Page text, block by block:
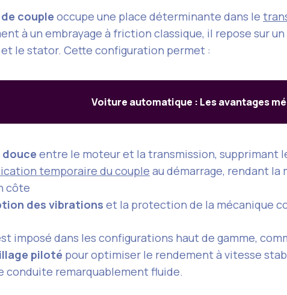
couple occupe une place déterminante dans le
à un embrayage à friction classique, il repose sur
le stator. Cette configuration permet :
Voiture automatique : Les avantages
entre le moteur et la transmission, supprimant
temporaire du couple au démarrage, rendant la
côte
des vibrations et la protection de la mécanique
imposé dans les configurations haut de gamme,
piloté pour optimiser le rendement à vitesse
conduite remarquablement fluide.